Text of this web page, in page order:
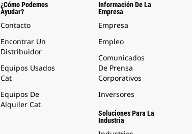
¿Cómo Podemos
Ayudar?
Contacto
Encontrar Un
Distribuidor
Equipos Usados
Cat
Equipos De
Alquiler Cat
Información De La
Empresa
Empresa
Empleo
Comunicados
De Prensa
Corporativos
Inversores
Soluciones Para La
Industria